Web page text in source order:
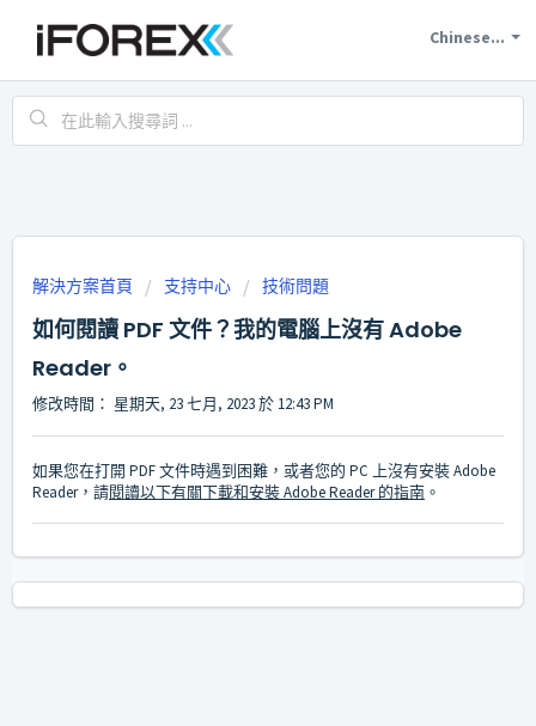
Chinese...
解決方案首頁 支持中心 技術問題
如何閱讀 PDF 文件？我的電腦上沒有 Adob​​e
Reader。
修改時間： 星期天, 23 七月, 2023 於 12:43 PM
如果您在打開 PDF 文件時遇到困難，或者您的 PC 上沒有安裝 Adobe
Reader，請閱讀以下有關下載和安裝 Adobe Reader 的指南 。